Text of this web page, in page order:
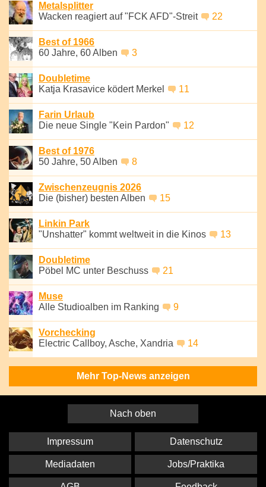
Metalsplitter
Wacken reagiert auf "FCK AFD"-Streit
22
Best of 1966
60 Jahre, 60 Alben
3
Doubletime
Katja Krasavice ködert Merkel
11
Farin Urlaub
Die neue Single "Kein Pardon"
12
Best of 1976
50 Jahre, 50 Alben
8
Zwischenzeugnis 2026
Die (bisher) besten Alben
15
Linkin Park
"Unshatter" kommt weltweit in die Kinos
13
Doubletime
Pöbel MC unter Beschuss
21
Muse
Alle Studioalben im Ranking
9
Vorchecking
Electric Callboy, Asche, Xandria
14
Mehr Top-News anzeigen
Nach oben
Impressum Datenschutz
Mediadaten Jobs/Praktika